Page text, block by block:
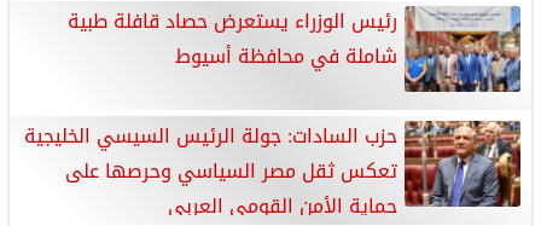
رئيس الوزراء يستعرض حصاد قافلة طبية
شاملة في محافظة أسيوط
حزب السادات: جولة الرئيس السيسي الخليجية
تعكس ثقل مصر السياسي وحرصها على
حماية الأمن القومي العربي